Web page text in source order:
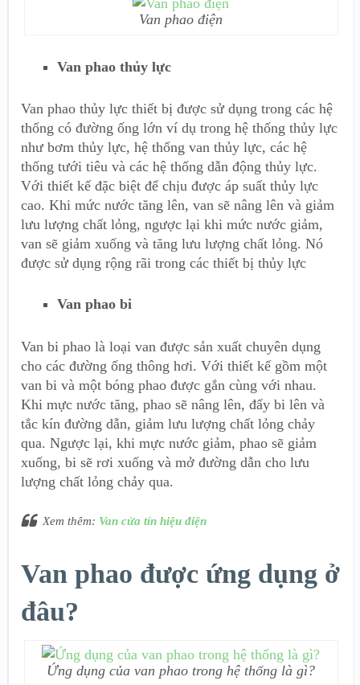
Van phao điện
Van phao thủy lực
Van phao thủy lực thiết bị được sử dụng trong các hệ
thống có đường ống lớn ví dụ trong hệ thống thủy lực
như bơm thủy lực, hệ thống van thủy lực, các hệ
thống tưới tiêu và các hệ thống dẫn động thủy lực.
Với thiết kế đặc biệt để chịu được áp suất thủy lực
cao. Khi mức nước tăng lên, van sẽ nâng lên và giảm
lưu lượng chất lỏng, ngược lại khi mức nước giảm,
van sẽ giảm xuống và tăng lưu lượng chất lỏng. Nó
được sử dụng rộng rãi trong các thiết bị thủy lực
Van phao bi
Van bi phao là loại van được sản xuất chuyên dụng
cho các đường ống thông hơi. Với thiết kế gồm một
van bi và một bóng phao được gắn cùng với nhau.
Khi mực nước tăng, phao sẽ nâng lên, đẩy bi lên và
tắc kín đường dẫn, giảm lưu lượng chất lỏng chảy
qua. Ngược lại, khi mực nước giảm, phao sẽ giảm
xuống, bi sẽ rơi xuống và mở đường dẫn cho lưu
lượng chất lỏng chảy qua.
Xem thêm: Van cửa tín hiệu điện
Van phao được ứng dụng ở
đâu?
Ứng dụng của van phao trong hệ thống là gì?